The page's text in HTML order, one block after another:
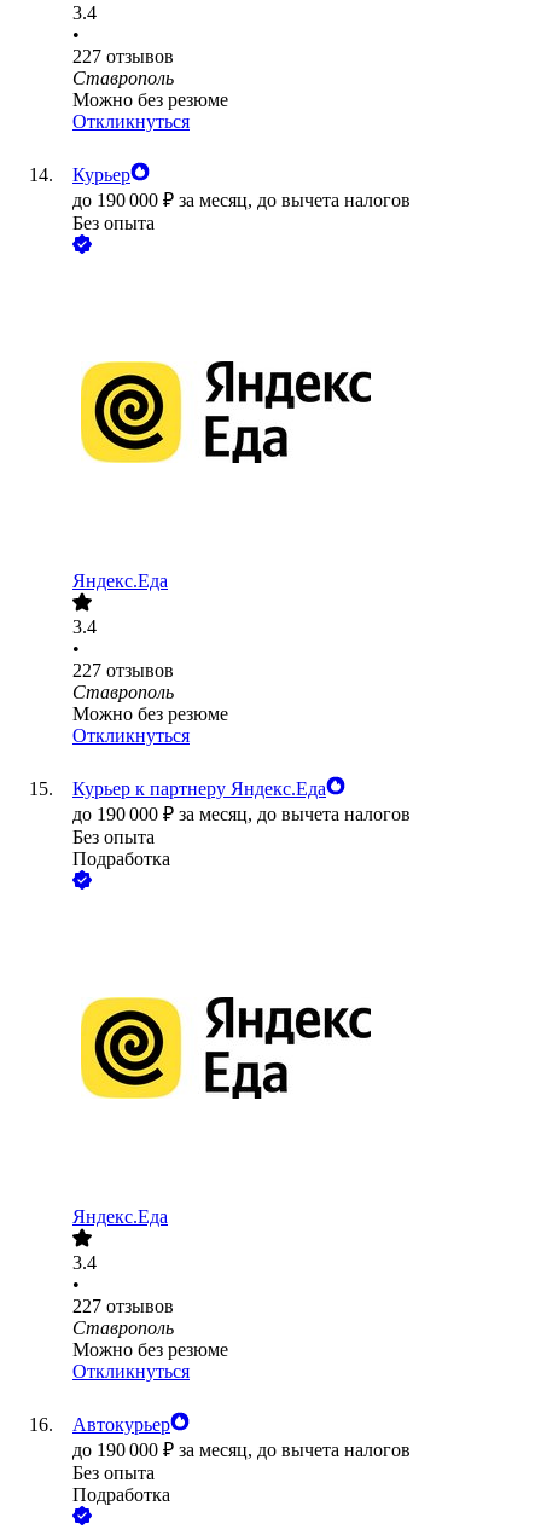
3.4
•
227 отзывов
Ставрополь
Можно без резюме
Откликнуться
Курьер
до 190 000 ₽ за месяц, до вычета налогов
Без опыта
Яндекс.Еда
3.4
•
227 отзывов
Ставрополь
Можно без резюме
Откликнуться
Курьер к партнеру Яндекс.Еда
до 190 000 ₽ за месяц, до вычета налогов
Без опыта
Подработка
Яндекс.Еда
3.4
•
227 отзывов
Ставрополь
Можно без резюме
Откликнуться
Автокурьер
до 190 000 ₽ за месяц, до вычета налогов
Без опыта
Подработка